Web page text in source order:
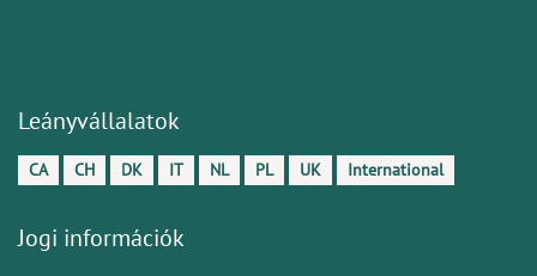
Leányvállalatok
CA CH DK IT NL PL UK International
Jogi információk